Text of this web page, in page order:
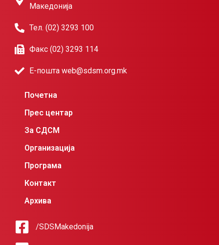
Македонија
Тел. (02) 3293 100
Факс (02) 3293 114
Е-пошта web@sdsm.org.mk
Почетна
Прес центар
За СДСМ
Организација
Програма
Контакт
Архива
/SDSMakedonija